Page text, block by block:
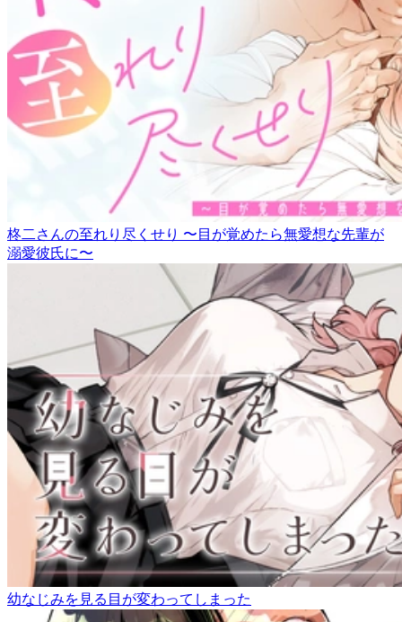
柊二さんの至れり尽くせり 〜目が覚めたら無愛想な先輩が
溺愛彼氏に〜
幼なじみを見る目が変わってしまった